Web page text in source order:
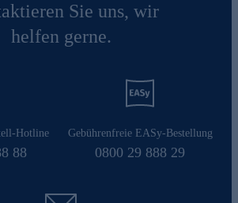
Sie uns, wir
helfen gerne.
Hotline
88
Gebührenfreie EASy-Bestellung
0800 29 888 29